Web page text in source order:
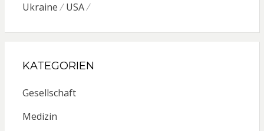
Ukraine
USA
KATEGORIEN
Gesellschaft
Medizin